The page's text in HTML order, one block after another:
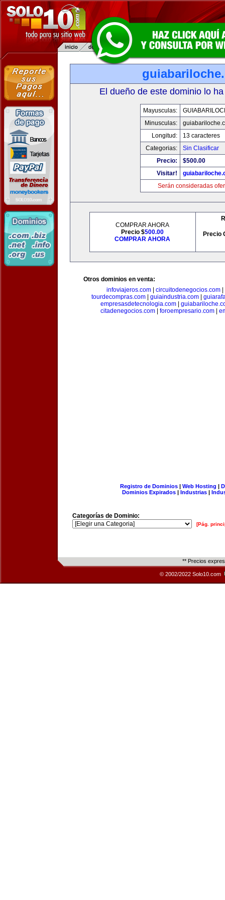
El dueño de este dominio lo
Mayusculas:
Minusculas:
Longitud:
13 caracteres
Categorias:
Sin Clasificar
Precio:
$500.00
Visitar!
Serán consideradas
COMPRAR AHORA
Precio $500.00
COMPRAR AHORA
Precio
Otros dominios en venta:
infoviajeros.com| circuitodenegocios.com|
tourdecompras.com| guiaindustria.com|
empresasdetecnologia.com
citadenegocios.com
foroempresario.com
Registro de Dominios| Web Hosting |
Dominios Expirados | Industrias |
Categorías de Dominio:
[Pág.
** Precios
© 2002/2022 Solo10.com